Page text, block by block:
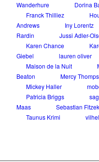
Wanderhure
Dorina
Franck Thilliez
Andrews
Iny Lorentz
Rardin
Jussi Adler-
Karen Chance
Giebel
lauren oliver
Maison de la Nuit
Beaton
Mercy
Mickey Haller
Patricia Briggs
Maas
Sebastian Fitzek
Taunus Krimi